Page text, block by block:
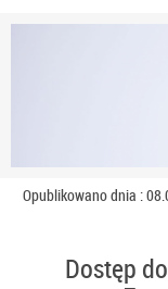
Opublikowano dnia :
Dostęp